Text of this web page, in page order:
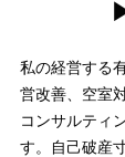
私の経営する
営改善、空室
コンサルティ
す。自己破産